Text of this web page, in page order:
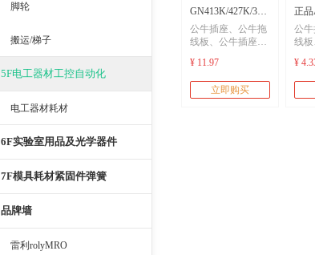
GN413K/427K/314
公牛插座公牛排插
公牛代理-mro工业
品电工器材
公牛插座、公牛拖
线板、公牛插座
牛轨道插座、公牛
快充、公牛充电
桩、usb快充
¥ 11.97
立即购买
正品
插
工业
品
公
线
牛轨
快
桩
¥
脚轮
搬运/梯子
5F电工器材工控自动化
电工器材耗材
6F实验室用品及光学器件
7F模具耗材紧固件弹簧
品牌墙
雷利rolyMRO